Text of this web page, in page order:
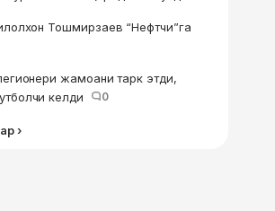
Тошмирзаев “Нефтчи”га
жамоани тарк этди,
келди
0
›